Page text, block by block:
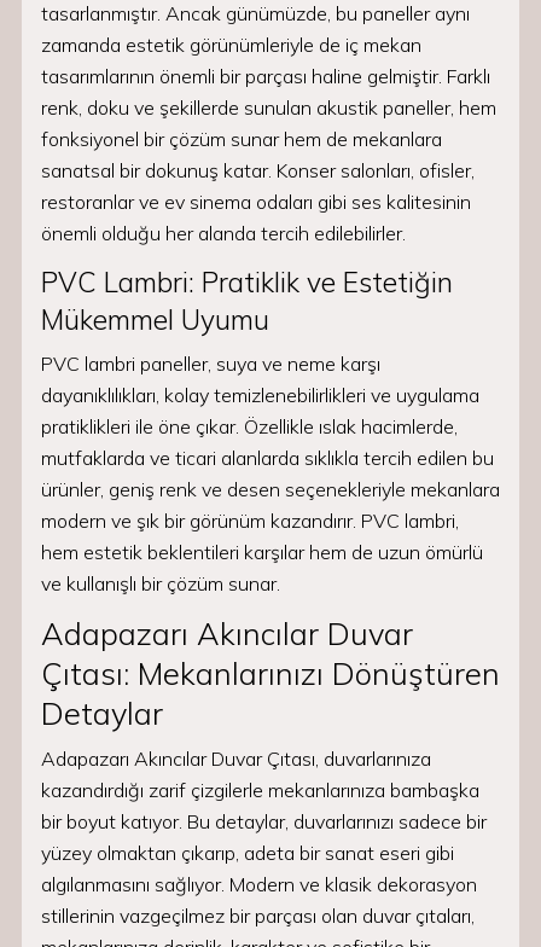
tasarlanmıştır. Ancak günümüzde, bu paneller aynı
zamanda estetik görünümleriyle de iç mekan
tasarımlarının önemli bir parçası haline gelmiştir. Farklı
renk, doku ve şekillerde sunulan akustik paneller, hem
fonksiyonel bir çözüm sunar hem de mekanlara
sanatsal bir dokunuş katar. Konser salonları, ofisler,
restoranlar ve ev sinema odaları gibi ses kalitesinin
önemli olduğu her alanda tercih edilebilirler.
PVC Lambri: Pratiklik ve Estetiğin
Mükemmel Uyumu
PVC lambri paneller, suya ve neme karşı
dayanıklılıkları, kolay temizlenebilirlikleri ve uygulama
pratiklikleri ile öne çıkar. Özellikle ıslak hacimlerde,
mutfaklarda ve ticari alanlarda sıklıkla tercih edilen bu
ürünler, geniş renk ve desen seçenekleriyle mekanlara
modern ve şık bir görünüm kazandırır. PVC lambri,
hem estetik beklentileri karşılar hem de uzun ömürlü
ve kullanışlı bir çözüm sunar.
Adapazarı Akıncılar Duvar
Çıtası: Mekanlarınızı Dönüştüren
Detaylar
Adapazarı Akıncılar Duvar Çıtası, duvarlarınıza
kazandırdığı zarif çizgilerle mekanlarınıza bambaşka
bir boyut katıyor. Bu detaylar, duvarlarınızı sadece bir
yüzey olmaktan çıkarıp, adeta bir sanat eseri gibi
algılanmasını sağlıyor. Modern ve klasik dekorasyon
stillerinin vazgeçilmez bir parçası olan duvar çıtaları,